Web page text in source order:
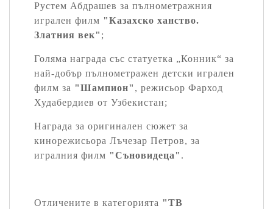
Рустем Абдрашев за пълнометражния
игрален филм "Казахско ханство.
Златния век" ;
Голяма награда със статуетка „Конник“ за
най-добър пълнометражен детски игрален
филм за "Шампион" , режисьор Фарход
Худабердиев от Узбекистан;
Награда за оригинален сюжет за
кинорежисьора Лъчезар Петров, за
игралния филм "Съновидеца" .
Отличените в категорията "ТВ